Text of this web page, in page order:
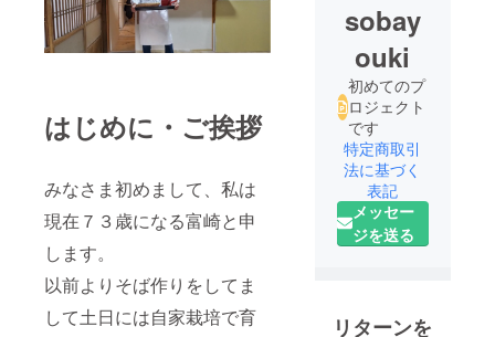
はじめに・ご挨拶
みなさま初めまして、私は
現在７３歳になる富崎と申
します。
以前よりそば作りをしてま
して土日には自家栽培で育
sobay
ouki
初めてのプ
ロジェクト
です
特定商取引
法に基づく
表記
メッセー
ジを送る
リターンを